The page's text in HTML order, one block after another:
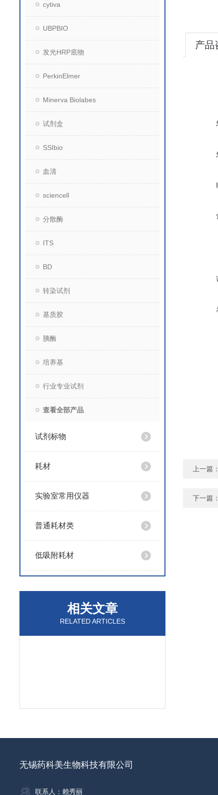
cytiva
UBPBIO
发光HRP底物
PerkinElmer
Minerva Biolabes
试剂盒
SSIbio
血清
sciencell
分散酶
ITS
BD
转染试剂
基质胶
胰酶
培养基
行业专业试剂
查看全部产品
试剂标物
耗材
实验室常用仪器
普通耗材类
低吸附耗材
相关文章
RELATED ARTICLES
产品
上一篇
下一篇
无锡药科美生物科技有限公司
联系人：赖秀丽